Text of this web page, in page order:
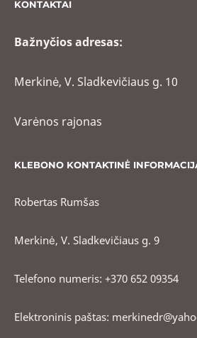
KONTAKTAI
Bažnyčios adresas:
Merkinė, V. Sladkevičiaus g. 10
Varėnos rajonas
KLEBONO KONTAKTINĖ
Robertas Rumšas
Merkinė, V. Sladkevičiaus g. 9
Telefono numeris: +370 652 09354
Elektroninis paštas: